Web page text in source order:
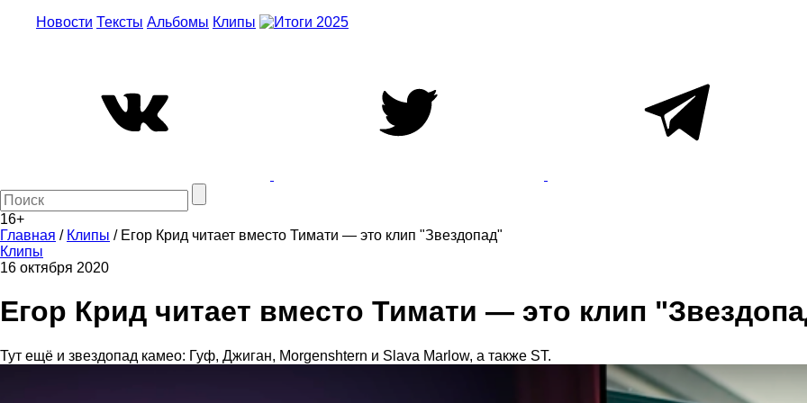
Новости Тексты Альбомы Клипы
16+
Главная / Клипы / Егор Крид читает вместо Тимати — это клип "Звездопад"
Клипы
16 октября 2020
Егор Крид читает вместо Тимати — это клип
Тут ещё и звездопад камео: Гуф, Джиган, Morgenshtern и Slava Marlow, а также ST.